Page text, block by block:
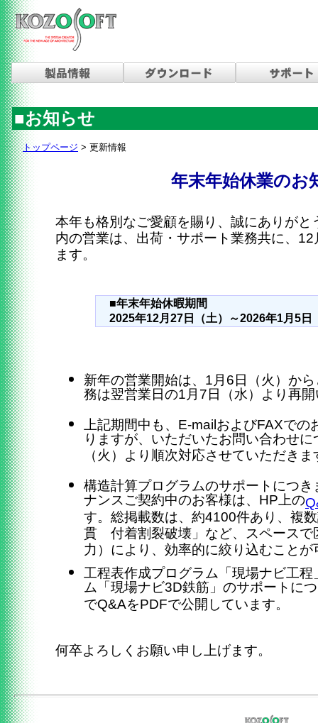
■お知らせ
トップページ > 更新情報
年末年始休業のお
本年も格別なご愛顧を賜り、誠にありがと
内の営業は、出荷・サポート業務共に、
ます。
■年末年始休暇期間
2025年12月27日（土）～2026年1月5日
新年の営業開始は、1月6日（火）か
務は翌営業日の1月7日（水）より再
上記期間中も、E-mailおよびFAXで
りますが、いただいたお問い合わせ
（火）より順次対応させていただきま
構造計算プログラムのサポートにつ
ナンスご契約中のお客様は、HP上の
す。総掲載数は、約4100件あり、複
貫 付着割裂破壊」など、スペースで
力）により、効率的に絞り込むことが
工程表作成プログラム「現場ナビ工
ム「現場ナビ3D鉄筋」のサポートに
でQ&AをPDFで公開しています。
何卒よろしくお願い申し上げます。